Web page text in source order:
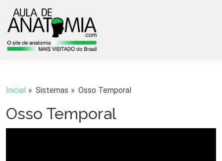
Inicial Sistemas Osso Temporal
Osso Temporal